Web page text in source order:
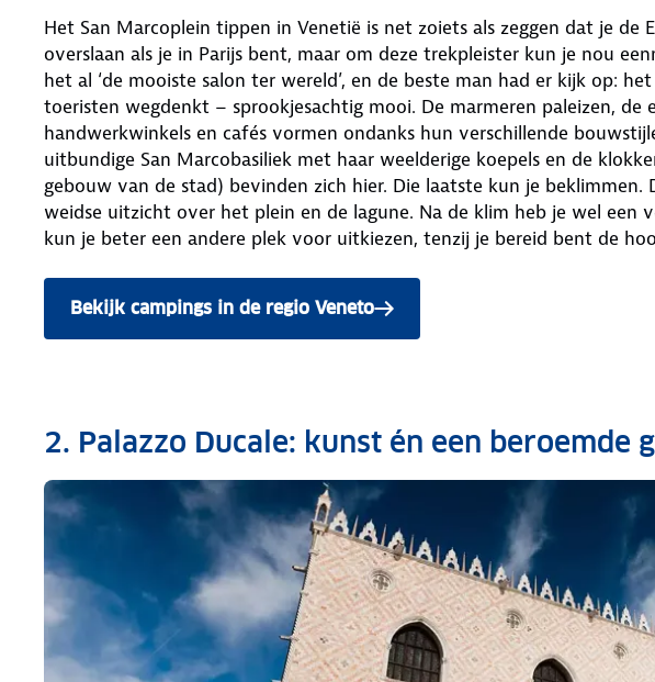
Het San Marcoplein tippen in Venetië is net zoiets als zeggen dat je de
overslaan als je in Parijs bent, maar om deze trekpleister kun je nou
het al ‘de mooiste salon ter wereld’, en de beste man had er kijk op:
toeristen wegdenkt – sprookjesachtig mooi. De marmeren paleizen, de
handwerkwinkels en cafés vormen ondanks hun verschillende
uitbundige San Marcobasiliek met haar weelderige koepels en de
gebouw van de stad) bevinden zich hier. Die laatste kun je
weidse uitzicht over het plein en de lagune. Na de klim heb je wel een
kun je beter een andere plek voor uitkiezen, tenzij je bereid bent de
Bekijk campings in de regio Veneto
2. Palazzo Ducale: kunst én een beroemde